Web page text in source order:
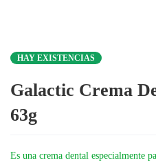
HAY EXISTENCIAS
Galactic Crema
63g
Es una crema dental especialmente